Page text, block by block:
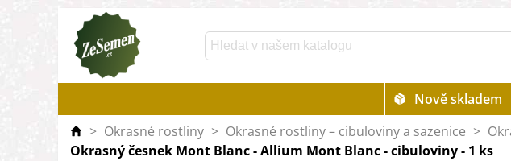
Nově skladem
> Okrasné rostliny > Okrasné rostliny – cibuloviny a sazenice >
Okrasný česnek Mont Blanc - Allium Mont Blanc - cibuloviny - 1 ks